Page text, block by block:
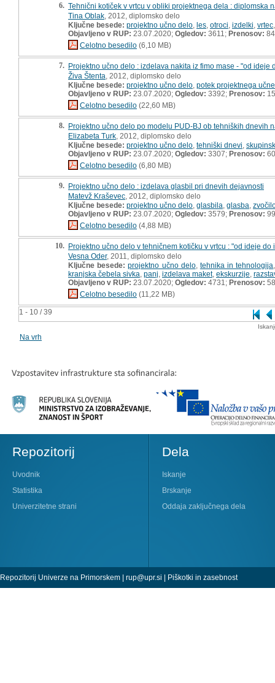
1 - 10 / 39
6. Tehnični kotiček v vrtcu v obliki projektnega dela : diplomska
Tina Oblak , 2012, diplomsko delo
Ključne besede: projektno učno delo les otroci izdelki vrtec
Objavljeno v RUP: 23.07.2020; Ogledov: 3611; Prenosov: 84
Celotno besedilo (6,10 MB)
7. Projektno učno delo : izdelava nakita iz fimo mase - "od ideje
Živa Štenta , 2012, diplomsko delo
Ključne besede: projektno učno delo potek projektnega
Objavljeno v RUP: 23.07.2020; Ogledov: 3392; Prenosov:
Celotno besedilo (22,60 MB)
8. Projektno učno delo po modelu PUD-BJ ob tehniških dnevih
Elizabeta Turk , 2012, diplomsko delo
Ključne besede: projektno učno delo tehniški dnevi
Objavljeno v RUP: 23.07.2020; Ogledov: 3307; Prenosov: 60
Celotno besedilo (6,80 MB)
9. Projektno učno delo : izdelava glasbil pri dnevih dejavnosti
Matevž Kraševec , 2012, diplomsko delo
Ključne besede: projektno učno delo glasbila glasba
Objavljeno v RUP: 23.07.2020; Ogledov: 3579; Prenosov: 99
Celotno besedilo (4,88 MB)
10. Projektno učno delo v tehničnem kotičku v vrtcu : "od ideje do
Vesna Oder, 2011, diplomsko delo
Ključne besede: projektno učno delo, tehnika in tehnologija
kranjska čebela sivka panj izdelava maket, ekskurzije
Objavljeno v RUP: 23.07.2020; Ogledov: 4731; Prenosov: 58
Celotno besedilo (11,22 MB)
Na vrh
Repozitorij
Uvodnik
Statistika
Univerzitetne strani
Dela
Iskanje
Brskanje
Oddaja zaključnega dela
Repozitorij Univerze na Primorskem | rup@upr.si | Piškotki in zasebnost